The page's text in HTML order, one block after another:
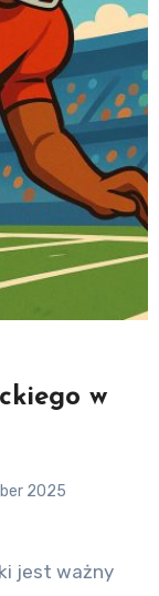
w
2025
jest ważny